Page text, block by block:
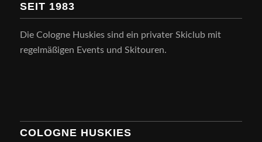
SEIT 1983
Die Cologne Huskies sind ein privater Skiclub mit
regelmäßigen Events und Skitouren.
COLOGNE HUSKIES